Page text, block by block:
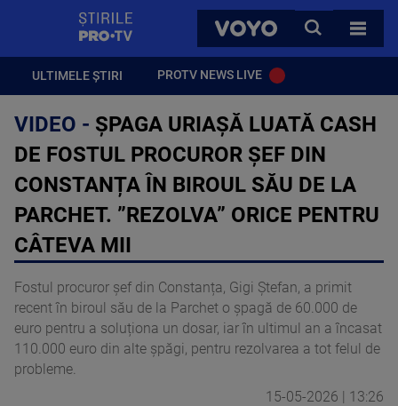
VOYO
CAUTA
TOATE
ULTIMELE ȘTIRI PROTV NEWS LIVE
VIDEO - ȘPAGA URIAȘĂ LUATĂ CASH
DE FOSTUL PROCUROR ȘEF DIN
CONSTANȚA ÎN BIROUL SĂU DE LA
PARCHET. ”REZOLVA” ORICE PENTRU
CÂTEVA MII
Fostul procuror șef din Constanța, Gigi Ștefan, a primit
recent în biroul său de la Parchet o șpagă de 60.000 de
euro pentru a soluționa un dosar, iar în ultimul an a încasat
110.000 euro din alte șpăgi, pentru rezolvarea a tot felul de
probleme.
15-05-2026 | 13:26